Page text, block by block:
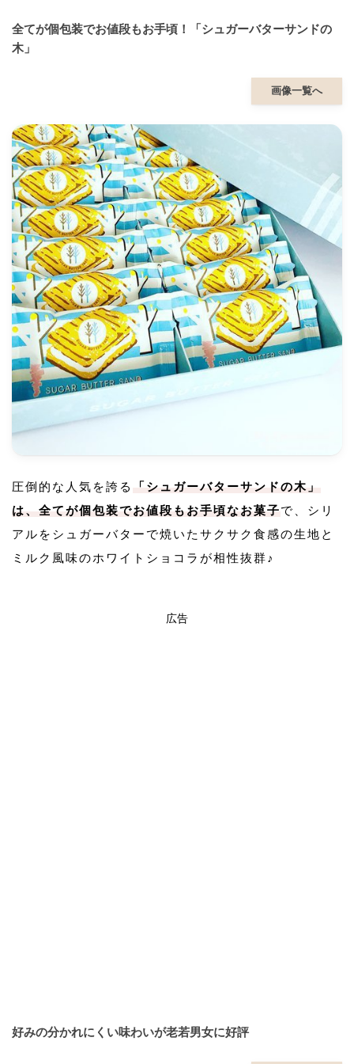
全てが個包装でお値段もお手頃！「シュガーバターサンドの
木」
画像一覧へ
圧倒的な人気を誇る
「シュガーバターサンドの木」
は、全てが個包装でお値段もお手頃なお菓子で、シリ
アルをシュガーバターで焼いたサクサク食感の生地と
ミルク風味のホワイトショコラが相性抜群♪
広告
好みの分かれにくい味わいが老若男女に好評